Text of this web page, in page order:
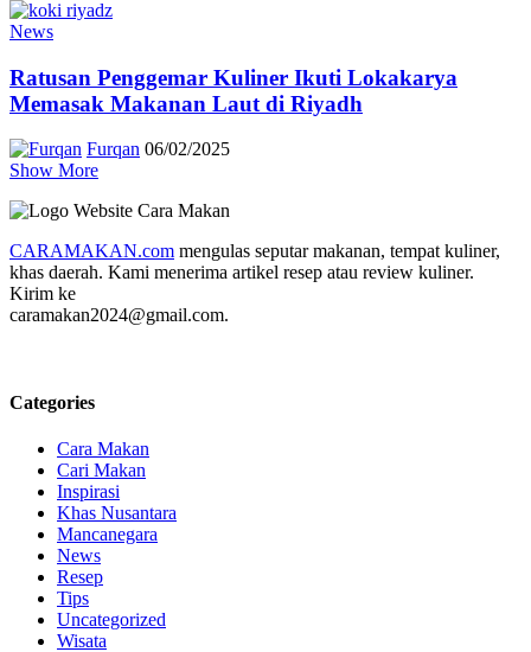
News
Ratusan Penggemar Kuliner Ikuti Lokakarya
Memasak Makanan Laut di Riyadh
Furqan 06/02/2025
Show More
CARAMAKAN.com mengulas seputar makanan, tempat kuliner,
khas daerah. Kami menerima artikel resep atau review kuliner.
Kirim ke
caramakan2024@gmail.com.
Categories
Cara Makan
Cari Makan
Inspirasi
Khas Nusantara
Mancanegara
News
Resep
Tips
Uncategorized
Wisata